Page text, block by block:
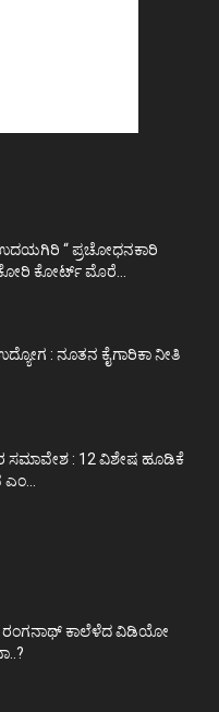
ಉದಯಗಿರಿ “ ಪ್ರಚೋಧನಕಾರಿ
ಕೋರ್ಟ್‌ ಮೊರೆ...
: ನೂತನ ಕೈಗಾರಿಕಾ ನೀತಿ
ಸಮಾವೇಶ : 12 ವಿಶೇಷ ಹೂಡಿಕೆ
ರಂಗನಾಥ್ ಕಾಲೆಳೆದ ವಿಡಿಯೋ